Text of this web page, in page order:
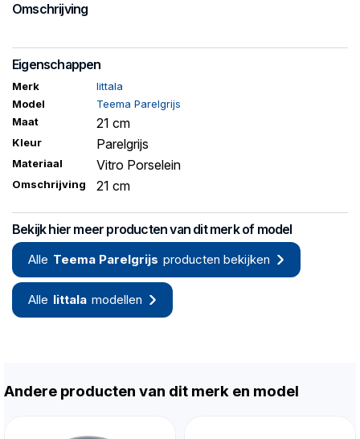
Omschrijving
Eigenschappen
Merk
Iittala
Model
Teema Parelgrijs
Maat
21 cm
Kleur Parelgrijs
Materiaal Vitro Porselein
Omschrijving 21 cm
Bekijk hier meer producten van dit merk of model
Alle Teema Parelgrijs producten bekijken
Alle Iittala modellen
Andere producten van dit merk en model